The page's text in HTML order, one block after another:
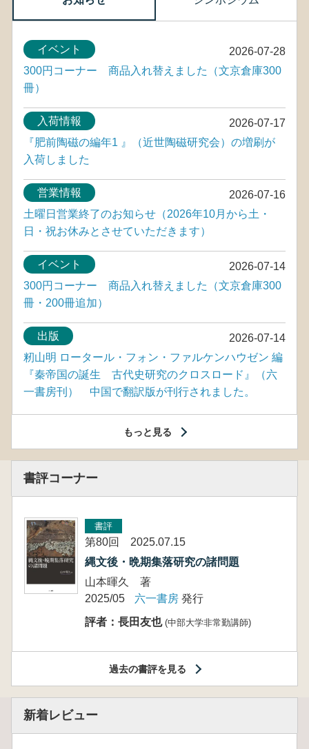
2026-07-28
イベント
300円コーナー 商品入れ替えました（文京倉庫300
冊）
2026-07-17
入荷情報
『肥前陶磁の編年1 』（近世陶磁研究会）の増刷が
入荷しました
2026-07-16
営業情報
土曜日営業終了のお知らせ（2026年10月から土・
日・祝お休みとさせていただきます）
2026-07-14
イベント
300円コーナー 商品入れ替えました（文京倉庫300
冊・200冊追加）
2026-07-14
出版
籾山明 ロータール・フォン・ファルケンハウゼン 編
『秦帝国の誕生 古代史研究のクロスロード』（六
一書房刊） 中国で翻訳版が刊行されました。
もっと見る
書評コーナー
書評
第80回 2025.07.15
縄文後・晩期集落研究の諸問題
山本暉久 著
2025/05
六一書房 発行
評者：長田友也 (中部大学非常勤講師)
過去の書評を見る
新着レビュー